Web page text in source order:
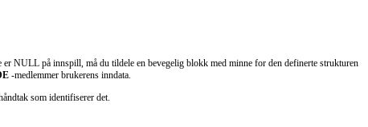
er NULL på innspill, må du tildele en bevegelig blokk med minne for den definerte strukturen
-medlemmer brukerens inndata.
som identifiserer det.